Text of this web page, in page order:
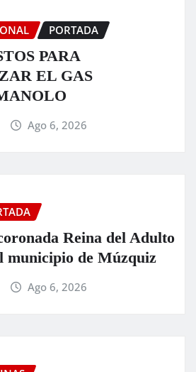
PORTADA
PARA
EL GAS
Ago 6, 2026
Reina del Adulto
municipio de Múzquiz
Ago 6, 2026